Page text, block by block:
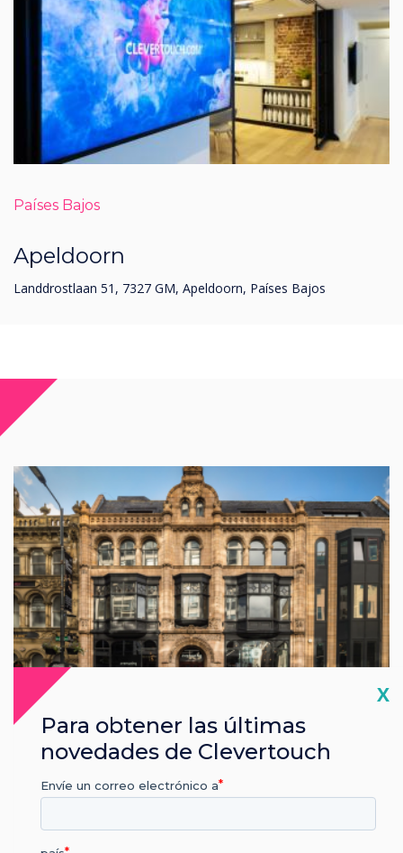
Países Bajos
Apeldoorn
Landdrostlaan 51, 7327 GM, Apeldoorn, Países Bajos
Reino Unido
Leeds
Avenue HQ Leeds, Clevertouch Showroom, 10-12 East Parade,
Leeds LS1 2BH, Reino Unido
X
Para obtener las últimas
novedades de Clevertouch
Envíe un correo electrónico a